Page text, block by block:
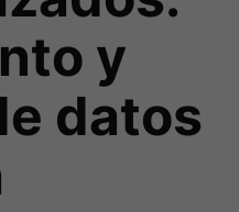
y
datos